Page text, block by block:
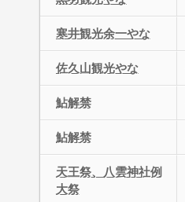
寒井観光余一やな
佐久山観光やな
鮎解禁
鮎解禁
天王祭、八雲神社例
大祭